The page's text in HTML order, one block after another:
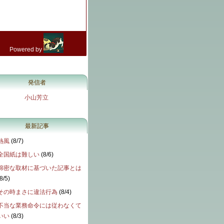
発信者
小山芳立
最新記事
風 (8/7)
国紙は難しい (8/6)
密な取材に基づいた記事とは
8/5)
の時まさに違法行為 (8/4)
当な業務命令には従わなくて
い (8/3)